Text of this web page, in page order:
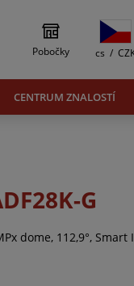
Pobočky cs /
CENTRUM ZNALOSTÍ
G
dome, 112,9°,